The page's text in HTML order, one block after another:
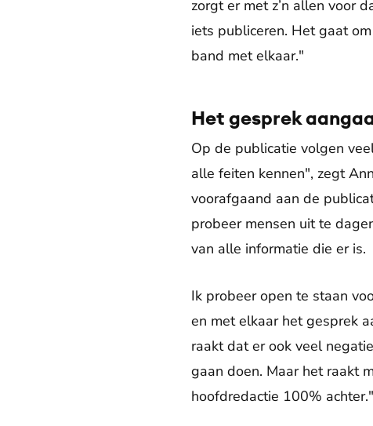
zorgt er met z’n allen voor
iets publiceren. Het gaat
band met elkaar."
Het gesprek
Op de publicatie volgen
alle feiten kennen", zegt
voorafgaand aan de
probeer mensen uit te
van alle informatie die er is.
Ik probeer open te staan
en met elkaar het gesprek
raakt dat er ook veel
gaan doen. Maar het raakt
hoofdredactie 100% achter."